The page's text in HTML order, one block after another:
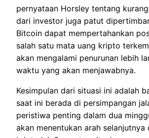
pernyataan Horsley tentang
dari investor juga patut
Bitcoin dapat mempertahankan
salah satu mata uang kripto
akan mengalami penurunan lebih
waktu yang akan menjawabnya.
Kesimpulan dari situasi ini adalah
saat ini berada di persimpangan
peristiwa penting dalam dua
akan menentukan arah selanjutnya